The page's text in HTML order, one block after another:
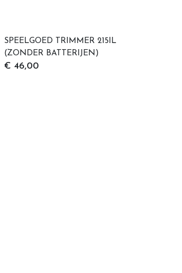
SPEELGOED TRIMMER 215IL
(ZONDER BATTERIJEN)
€ 46,00